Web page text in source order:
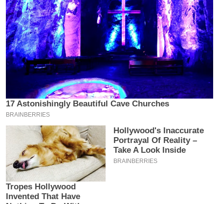
क्रा
इ
म
ई
-
पे
र
मि
सा
बे
मि
सा
ल